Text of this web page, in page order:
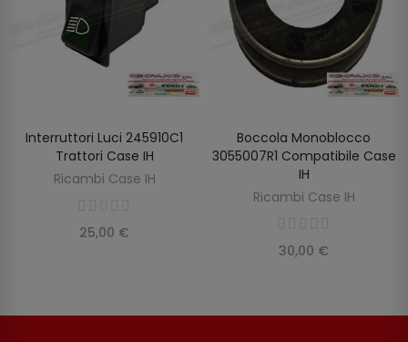
AGGIUNGI AL CARRELLO
Interruttori Luci 245910C1
Trattori Case IH
Ricambi Case IH
25,00 €
AGGIUNGI AL CARRELLO
Boccola Monoblocco
3055007R1 Compatibile Case
IH
Ricambi Case IH
30,00 €